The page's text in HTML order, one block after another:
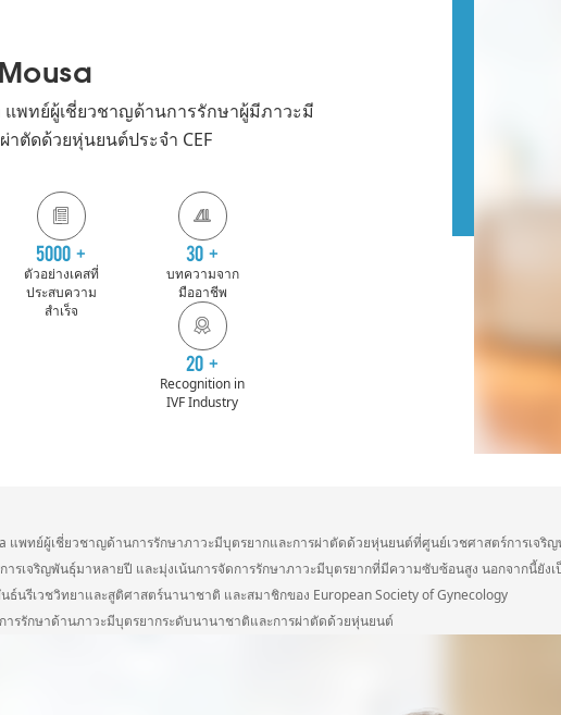
แพทย์ผู้เชี่ยวชาญด้านการรักษาผู้มีภาวะมี
าตัดด้วยหุ่นยนต์ประจำ CEF

5000 +
ตัวอย่างเคสที่
ประสบความ
สำเร็จ

30 +
บทความจาก
มืออาชีพ

20 +
Recognition in
IVF Industry
ย์ผู้เชี่ยวชาญด้านการรักษาภาวะมีบุตรยากและการผ่าตัดด้วยหุ่นยนต์ที่ศูนย์เวชศาสตร์การเจริญ
ารเจริญพันธุ์มาหลายปี และมุ่งเน้นการจัดการรักษาภาวะมีบุตรยากที่มีความซับซ้อนสูง นอกจากนี้ยัง
ธ์นรีเวชวิทยาและสูติศาสตร์นานาชาติ และสมาชิกของ European Society of Gynecology
รักษาด้านภาวะมีบุตรยากระดับนานาชาติและการผ่าตัดด้วยหุ่นยนต์